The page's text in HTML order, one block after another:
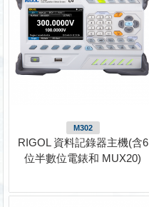
M302
RIGOL 資料記錄器主機(含6
位半數位電錶和 MUX20)